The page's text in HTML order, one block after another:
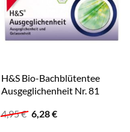
H&S Bio-Bachblütentee
Ausgeglichenheit Nr. 81
4,95€ Ursprünglicher
Preis
6,28€Aktueller